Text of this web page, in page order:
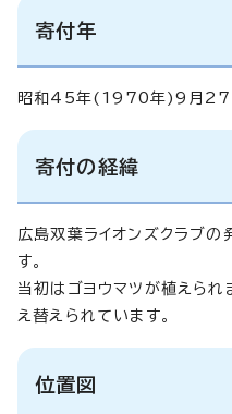
寄付年
昭和45年(1970年)9月27
寄付の経緯
広島双葉ライオンズクラブ
す。
当初はゴヨウマツが植えられ
え替えられています。
位置図